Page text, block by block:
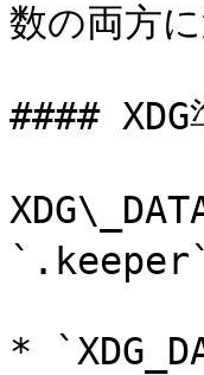
数の両方
#### XDG
`.keeper`
*